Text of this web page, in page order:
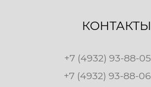
КОНТАКТЫ
+7 (4932) 93-88-05
+7 (4932) 93-88-06